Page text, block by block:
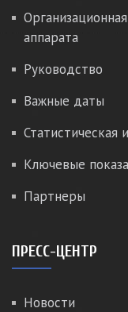
аппарата
Руководство
Важные даты
Статистическая
Ключевые
Партнеры
ПРЕСС-ЦЕНТР
Новости